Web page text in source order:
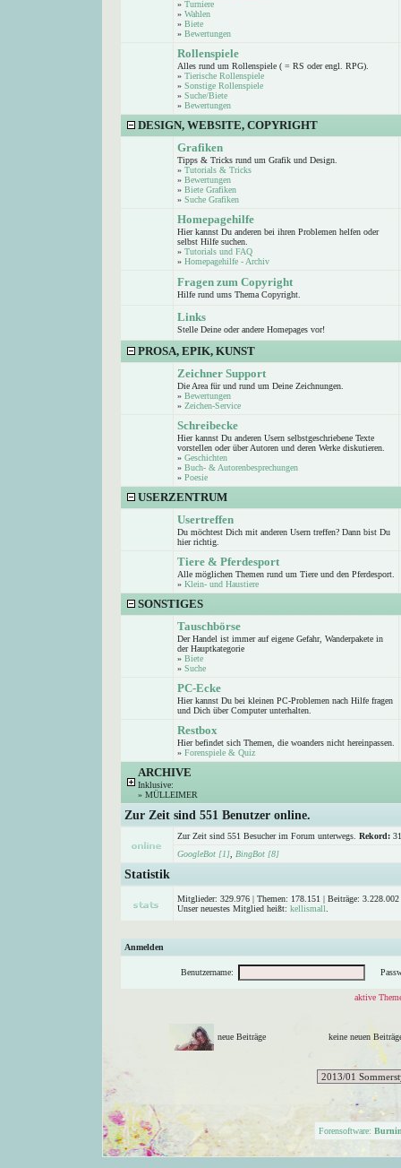
» Turniere
» Wahlen
» Biete
» Bewertungen
Rollenspiele
Alles rund um Rollenspiele ( = RS oder engl. RPG).
» Tierische Rollenspiele
» Sonstige Rollenspiele
» Suche/Biete
» Bewertungen
DESIGN, WEBSITE, COPYRIGHT
Grafiken
Tipps & Tricks rund um Grafik und Design.
» Tutorials & Tricks
» Bewertungen
» Biete Grafiken
» Suche Grafiken
Homepagehilfe
Hier kannst Du anderen bei ihren Problemen helfen oder
selbst Hilfe suchen.
» Tutorials und FAQ
» Homepagehilfe - Archiv
Fragen zum Copyright
Hilfe rund ums Thema Copyright.
Links
Stelle Deine oder andere Homepages vor!
PROSA, EPIK, KUNST
Zeichner Support
Die Area für und rund um Deine Zeichnungen.
» Bewertungen
» Zeichen-Service
Schreibecke
Hier kannst Du anderen Usern selbstgeschriebene Texte
vorstellen oder über Autoren und deren Werke diskutieren.
» Geschichten
» Buch- & Autorenbesprechungen
» Poesie
USERZENTRUM
Usertreffen
Du möchtest Dich mit anderen Usern treffen? Dann bist Du
hier richtig.
Tiere & Pferdesport
Alle möglichen Themen rund um Tiere und den Pferdesport.
» Klein- und Haustiere
SONSTIGES
Tauschbörse
Der Handel ist immer auf eigene Gefahr, Wanderpakete in
der Hauptkategorie
» Biete
» Suche
PC-Ecke
Hier kannst Du bei kleinen PC-Problemen nach Hilfe fragen
und Dich über Computer unterhalten.
Restbox
Hier befindet sich Themen, die woanders nicht hereinpassen.
» Forenspiele & Quiz
ARCHIVE
Inklusive:
» MÜLLEIMER
Zur Zeit sind 551 Benutzer online.
Zur Zeit sind 551 Besucher im Forum unterwegs. Rekord:
GoogleBot [1]
BingBot [8]
Statistik
Mitglieder: 329.976 | Themen: 178.151 | Beiträge:
Unser neuestes Mitglied heißt: kellismall
Anmelden
Benutzername:
aktive
neue Beiträge keine neuen
Forensoftware: